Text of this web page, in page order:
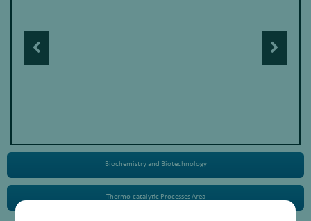
Biochemistry and Biotechnology
Thermo-catalytic Processes Area